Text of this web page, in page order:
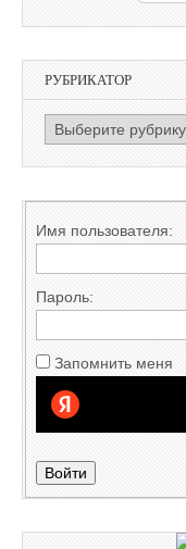
РУБРИКАТОР
РУБРИКАТОР
Имя пользователя:
Пароль:
Запомнить меня
Войти